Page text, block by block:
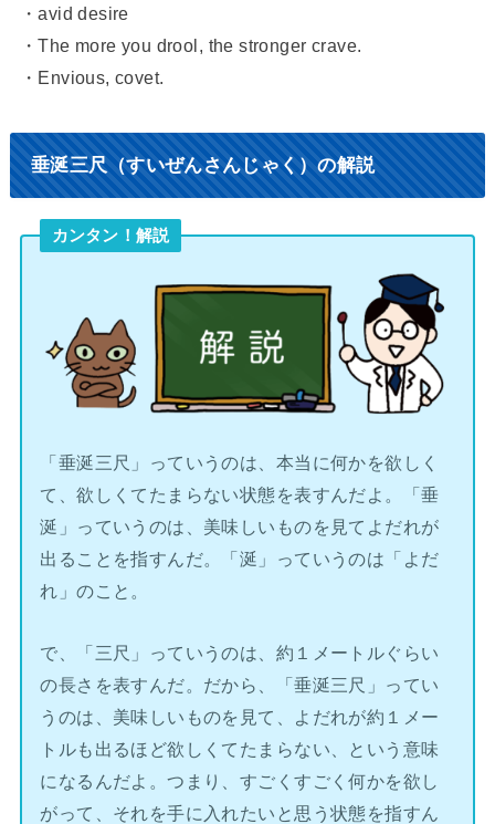
・avid desire
・The more you drool, the stronger crave.
・Envious, covet.
垂涎三尺（すいぜんさんじゃく）の解説
カンタン！解説
「垂涎三尺」っていうのは、本当に何かを欲しく
て、欲しくてたまらない状態を表すんだよ。「垂
涎」っていうのは、美味しいものを見てよだれが
出ることを指すんだ。「涎」っていうのは「よだ
れ」のこと。
で、「三尺」っていうのは、約１メートルぐらい
の長さを表すんだ。だから、「垂涎三尺」ってい
うのは、美味しいものを見て、よだれが約１メー
トルも出るほど欲しくてたまらない、という意味
になるんだよ。つまり、すごくすごく何かを欲し
がって、それを手に入れたいと思う状態を指すん